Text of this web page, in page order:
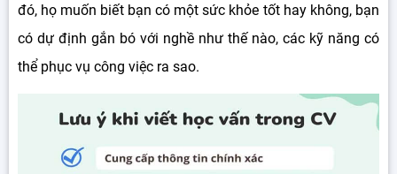
đó, họ muốn biết bạn có một sức khỏe tốt hay không, bạn
có dự định gắn bó với nghề như thế nào, các kỹ năng có
thể phục vụ công việc ra sao.